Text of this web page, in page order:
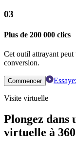
03
Plus de 200 000 clics
Cet outil attrayant peut
conversion.
Commencer
Visite virtuelle
Plongez dans
virtuelle à